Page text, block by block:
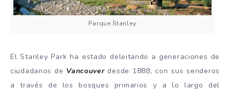
Parque Stanley
El Stanley Park ha estado deleitando a generaciones de
ciudadanos de Vancouverdesde 1888, con sus senderos
a través de los bosques primarios y a lo largo del